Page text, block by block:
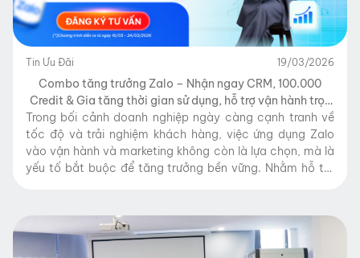
Tin Ưu Đãi 19/03/2026
Combo tăng trưởng Zalo – Nhận ngay CRM, 100.000
Credit & Gia tăng thời gian sử dụng, hỗ trợ vận hành trọn
gói
Trong bối cảnh doanh nghiệp ngày càng cạnh tranh về
tốc độ và trải nghiệm khách hàng, việc ứng dụng Zalo
vào vận hành và marketing không còn là lựa chọn, mà là
yếu tố bắt buộc để tăng trưởng bền vững. Nhằm hỗ trợ